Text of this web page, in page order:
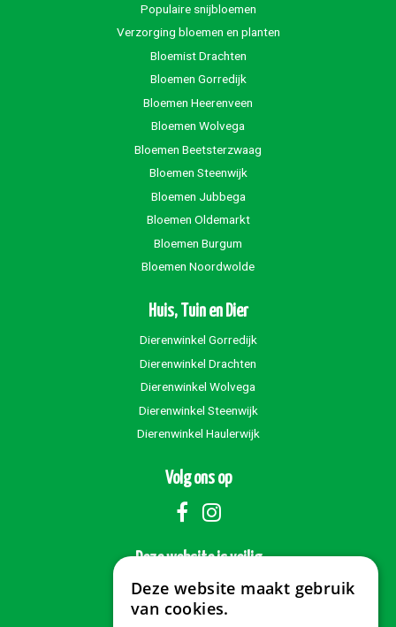
Populaire snijbloemen
Verzorging bloemen en planten
Bloemist Drachten
Bloemen Gorredijk
Bloemen Heerenveen
Bloemen Wolvega
Bloemen Beetsterzwaag
Bloemen Steenwijk
Bloemen Jubbega
Bloemen Oldemarkt
Bloemen Burgum
Bloemen Noordwolde
Huis, Tuin en Dier
Dierenwinkel Gorredijk
Dierenwinkel Drachten
Dierenwinkel Wolvega
Dierenwinkel Steenwijk
Dierenwinkel Haulerwijk
Volg ons op
Deze website is veilig
Deze website maakt gebruik
van cookies.